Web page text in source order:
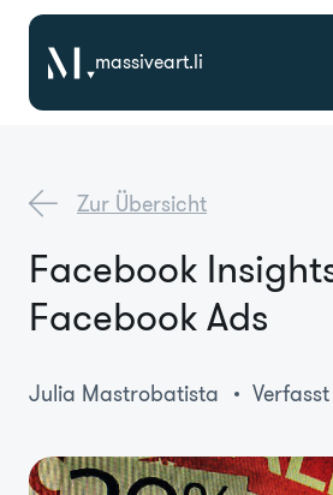
massiveart.li
Referenzen
Branchen
Karriere
Zur Übersicht
Facebook
Facebook Ads
Julia Mastrobatista